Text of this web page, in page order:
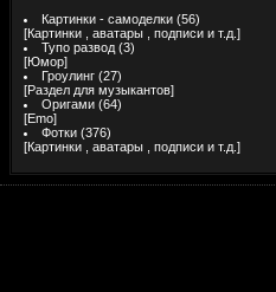
Картинки - самоделки (56)
[Картинки , аватары , подписи и т.д. ]
Тупо развод (3)
[Юмор]
Гроулинг (27)
[Раздел для музыкантов]
Оригами (64)
[Emo]
Фотки (376)
[Картинки , аватары , подписи и т.д. ]